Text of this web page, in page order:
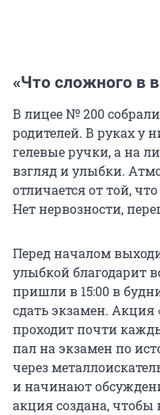
«Что сложного в
В лицее № 200
родителей. В руках у
гелевые ручки, а на
взгляд и улыбки.
отличается от той,
Нет нервозности,
Перед началом
улыбкой благодарит
пришли в 15:00 в
сдать экзамен. Акция
проходит почти
пал на экзамен по
через
и начинают
акция создана, чтобы